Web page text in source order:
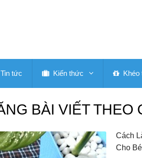
Tin tức Kiến thức Khéo
BÀI VIẾT THEO
Cách
Cho Bé